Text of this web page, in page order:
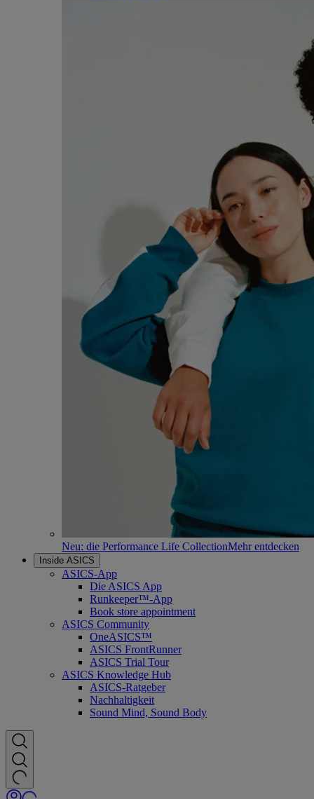
Neu: die Performance Life CollectionMehr entdecken
Inside ASICS
ASICS-App
Die ASICS App
Runkeeper™-App
Book store appointment
ASICS Community
OneASICS™
ASICS FrontRunner
ASICS Trial Tour
ASICS Knowledge Hub
ASICS-Ratgeber
Nachhaltigkeit
Sound Mind, Sound Body